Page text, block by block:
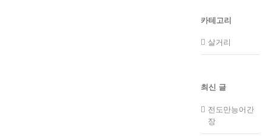
카테고리
살거리
최신 글
전도만능어간
장